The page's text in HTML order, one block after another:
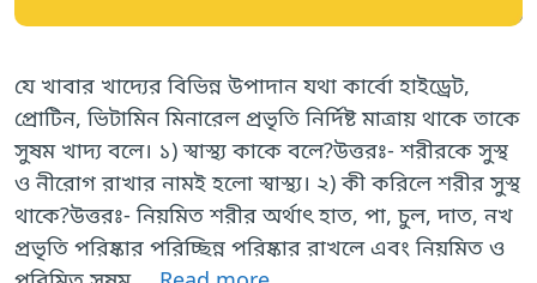
যে খাবার খাদ্যের বিভিন্ন উপাদান যথা কার্বো হাইড্রেট,
প্রোটিন, ভিটামিন মিনারেল প্রভৃতি নির্দিষ্ট মাত্রায় থাকে তাকে
সুষম খাদ্য বলে। ১) স্বাস্থ্য কাকে বলে?উত্তরঃ- শরীরকে সুস্থ
ও নীরোগ রাখার নামই হলো স্বাস্থ্য। ২) কী করিলে শরীর সুস্থ
থাকে?উত্তরঃ- নিয়মিত শরীর অর্থাৎ হাত, পা, চুল, দাত, নখ
প্রভৃতি পরিষ্কার পরিচ্ছিন্ন পরিষ্কার রাখলে এবং নিয়মিত ও